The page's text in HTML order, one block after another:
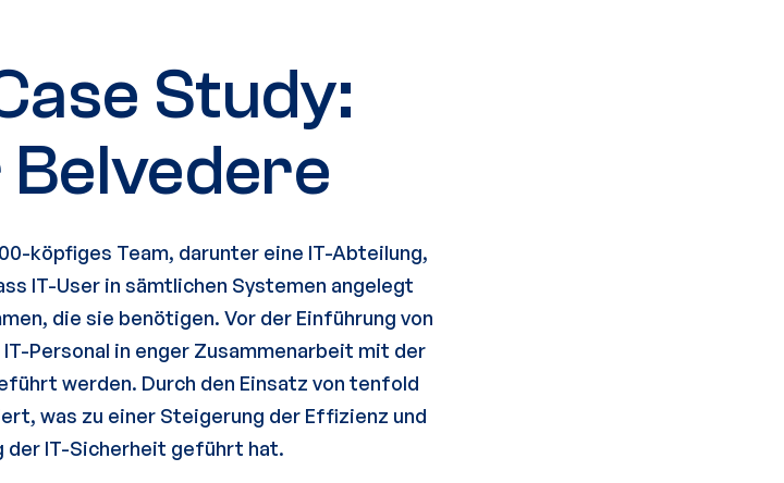
Study:
köpfiges Team, darunter eine IT-Abteilung,
IT-User in sämtlichen Systemen angelegt
die sie benötigen. Vor der Einführung von
Personal in enger Zusammenarbeit mit der
werden. Durch den Einsatz von tenfold
was zu einer Steigerung der Effizienz und
der IT-Sicherheit geführt hat.